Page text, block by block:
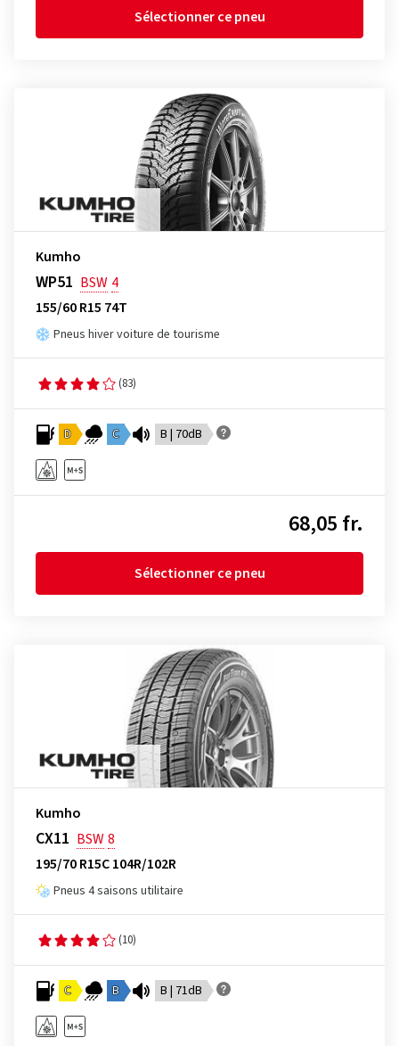
Sélectionner ce pneu
Kumho
WP51 BSW 4
155/60 R15 74T
Pneus hiver voiture de tourisme
(83)
D C B | 70dB
68,05 fr.
Sélectionner ce pneu
Kumho
CX11 BSW8
195/70 R15C 104R/102R
Pneus 4 saisons utilitaire
(10)
C B B | 71dB